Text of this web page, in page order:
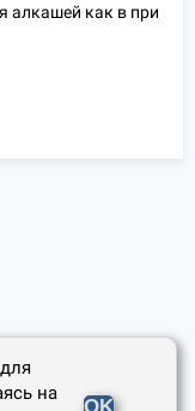
алкашей как в при
на
OK